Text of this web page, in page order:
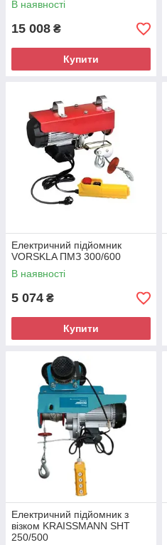
В наявності
15 008 ₴
Купити
Електричний підйомник
VORSKLA ПМЗ 300/600
В наявності
5 074 ₴
Купити
Електричний підйомник з
візком KRAISSMANN SHT
250/500